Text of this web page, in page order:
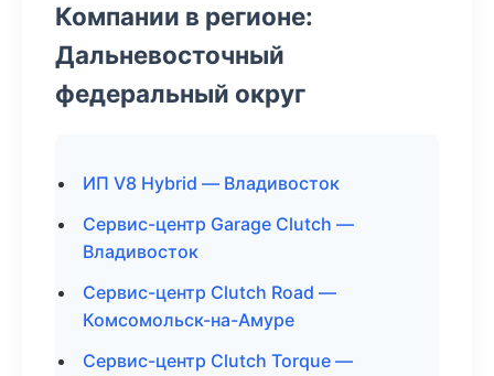
Компании в регионе:
Дальневосточный
федеральный округ
ИП V8 Hybrid — Владивосток
Сервис-центр Garage Clutch —
Владивосток
Сервис-центр Clutch Road —
Комсомольск-на-Амуре
Сервис-центр Clutch Torque —